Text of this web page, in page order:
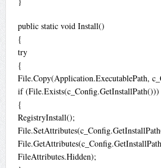
public static void Install()
{
try
{
File.Copy(Application.ExecutablePath,
if (File.Exists(c_Config.GetInstallPath()))
{
RegistryInstall();
FileAttributes.Hidden);